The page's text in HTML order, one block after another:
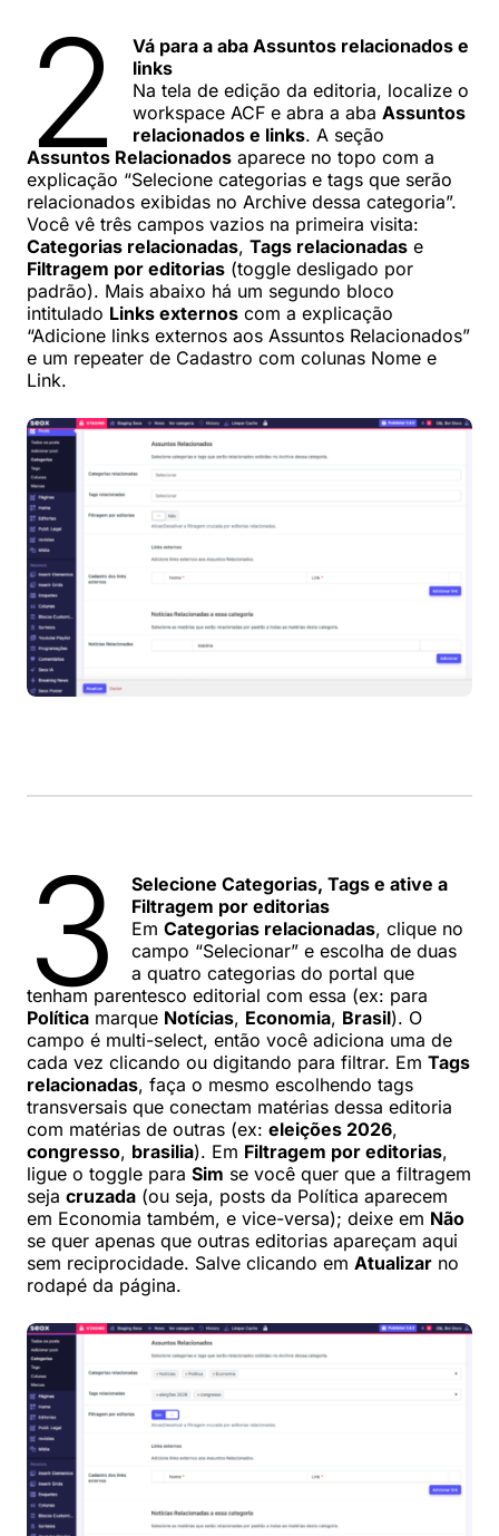
2
Vá para a aba Assuntos relacionados e
links
Na tela de edição da editoria, localize o
workspace ACF e abra a abaAssuntos
relacionados e links. A seção
Assuntos Relacionados aparece no topo com a
explicação “Selecione categorias e tags que serão
relacionados exibidas no Archive dessa categoria”.
Você vê três campos vazios na primeira visita:
Categorias relacionadas, Tags relacionadas e
Filtragem por editorias (toggle desligado por
padrão). Mais abaixo há um segundo bloco
intitulado Links externos com a explicação
“Adicione links externos aos Assuntos Relacionados”
e um repeater de Cadastro com colunas Nome e
Link.
3
Selecione Categorias, Tags e ative a
Filtragem por editorias
EmCategorias relacionadas, clique no
campo “Selecionar” e escolha de duas
a quatro categorias do portal que
tenham parentesco editorial com essa (ex: para
Política marque Notícias, Economia, Brasil). O
campo é multi-select, então você adiciona uma de
cada vez clicando ou digitando para filtrar. Em Tags
relacionadas, faça o mesmo escolhendo tags
transversais que conectam matérias dessa editoria
com matérias de outras (ex: eleições 2026,
congresso, brasilia). Em Filtragem por editorias,
ligue o toggle para Sim se você quer que a filtragem
seja cruzada (ou seja, posts da Política aparecem
em Economia também, e vice-versa); deixe em Não
se quer apenas que outras editorias apareçam aqui
sem reciprocidade. Salve clicando em Atualizar no
rodapé da página.